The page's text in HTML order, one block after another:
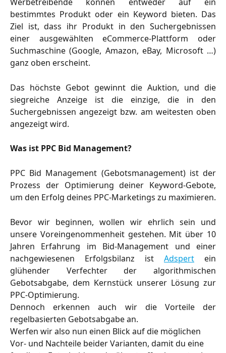
bestimmtes Produkt oder ein Keyword bieten. Das
Ziel ist, dass ihr Produkt in den Suchergebnissen
einer ausgewählten eCommerce-Plattform oder
Suchmaschine (Google, Amazon, eBay, Microsoft …)
ganz oben erscheint.
Das höchste Gebot gewinnt die Auktion, und die
siegreiche Anzeige ist die einzige, die in den
Suchergebnissen angezeigt bzw. am weitesten oben
angezeigt wird.
Was ist PPC Bid Management?
PPC Bid Management (Gebotsmanagement) ist der
Prozess der Optimierung deiner Keyword-Gebote,
um den Erfolg deines PPC-Marketings zu maximieren.
Bevor wir beginnen, wollen wir ehrlich sein und
unsere Voreingenommenheit gestehen. Mit über 10
Jahren Erfahrung im Bid-Management und einer
nachgewiesenen Erfolgsbilanz ist Adspert ein
glühender Verfechter der algorithmischen
Gebotsabgabe, dem Kernstück unserer Lösung zur
PPC-Optimierung.
Dennoch erkennen auch wir die Vorteile der
regelbasierten Gebotsabgabe an.
Werfen wir also nun einen Blick auf die möglichen
Vor- und Nachteile beider Varianten, damit du eine